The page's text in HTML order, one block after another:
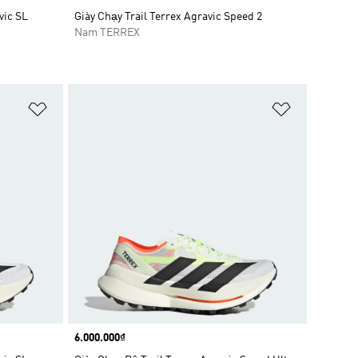
SL
Giày Chạy Trail Terrex Agravic Speed 2
Nam TERREX
Price
6.000.000₫